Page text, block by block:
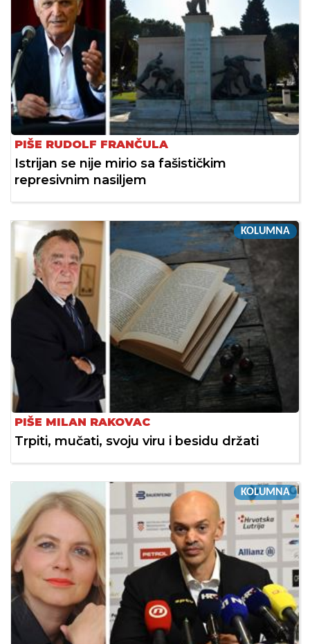
PIŠE RUDOLF FRANČULA
Istrijan se nije mirio sa fašističkim
represivnim nasiljem
KOLUMNA
PIŠE MILAN RAKOVAC
Trpiti, mučati, svoju viru i besidu držati
KOLUMNA